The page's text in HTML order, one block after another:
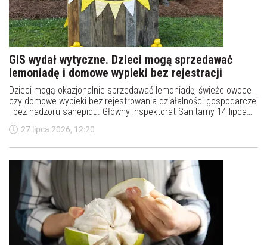
GIS wydał wytyczne. Dzieci mogą sprzedawać
lemoniadę i domowe wypieki bez rejestracji
Dzieci mogą okazjonalnie sprzedawać lemoniadę, świeże owoce
czy domowe wypieki bez rejestrowania działalności gospodarczej
i bez nadzoru sanepidu. Główny Inspektorat Sanitarny 14 lipca
opublikował wytyczne i przypomniał, że taka sprzedaż powinna
odbywać się z zachowaniem podstawowych zasad
27 lipca 2026, 12:20